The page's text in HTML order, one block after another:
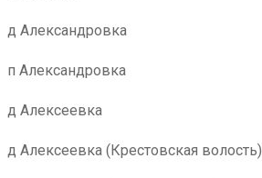
д Александровка
п Александровка
д Алексеевка
д Алексеевка (Крестовская волость)